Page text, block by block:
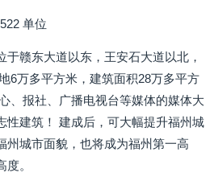
单位
赣东大道以东，王安石大道以北，
6万多平方米，建筑面积28万多平方
、报社、广播电视台等媒体的媒体大
性建筑！ 建成后，可大幅提升福州城
州城市面貌，也将成为福州第一高
。